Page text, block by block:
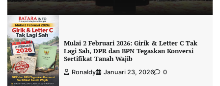
Mulai 2 Februari 2026: Girik & Letter C Tak
Lagi Sah, DPR dan BPN Tegaskan Konversi
Sertifikat Tanah Wajib
Ronaldy Januari 23, 2026 0